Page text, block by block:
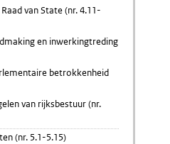
van State (nr. 4.11-
en inwerkingtreding
betrokkenheid
van rijksbestuur (nr.
(nr. 5.1-5.15)